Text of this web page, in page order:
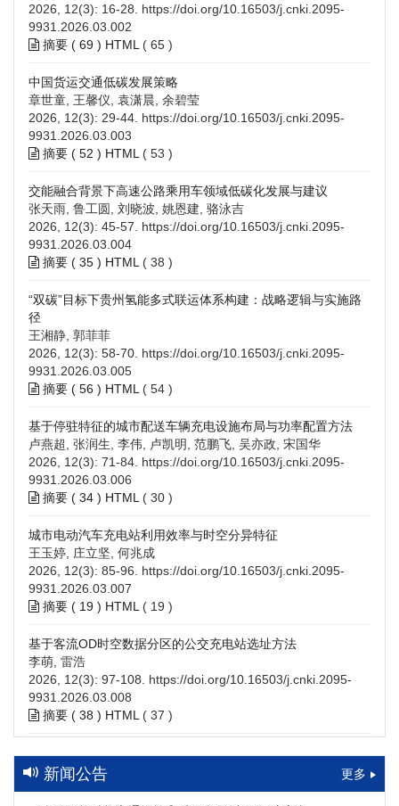
2026, 12(3): 16-28. https://doi.org/10.16503/j.cnki.2095-
9931.2026.03.002
摘要 ( 69 ) HTML ( 65 )
中国货运交通低碳发展策略
章世童, 王馨仪, 袁潇晨, 余碧莹
2026, 12(3): 29-44. https://doi.org/10.16503/j.cnki.2095-
9931.2026.03.003
摘要 ( 52 ) HTML ( 53 )
交能融合背景下高速公路乘用车领域低碳化发展与建议
张天雨, 鲁工圆, 刘晓波, 姚恩建, 骆泳吉
2026, 12(3): 45-57. https://doi.org/10.16503/j.cnki.2095-
9931.2026.03.004
摘要 ( 35 ) HTML ( 38 )
“双碳”目标下贵州氢能多式联运体系构建：战略逻辑与实施路
径
王湘静, 郭菲菲
2026, 12(3): 58-70. https://doi.org/10.16503/j.cnki.2095-
9931.2026.03.005
摘要 ( 56 ) HTML ( 54 )
基于停驻特征的城市配送车辆充电设施布局与功率配置方法
卢燕超, 张润生, 李伟, 卢凯明, 范鹏飞, 吴亦政, 宋国华
2026, 12(3): 71-84. https://doi.org/10.16503/j.cnki.2095-
9931.2026.03.006
摘要 ( 34 ) HTML ( 30 )
城市电动汽车充电站利用效率与时空分异特征
王玉婷, 庄立坚, 何兆成
2026, 12(3): 85-96. https://doi.org/10.16503/j.cnki.2095-
9931.2026.03.007
摘要 ( 19 ) HTML ( 19 )
基于客流OD时空数据分区的公交充电站选址方法
李萌, 雷浩
2026, 12(3): 97-108. https://doi.org/10.16503/j.cnki.2095-
9931.2026.03.008
摘要 ( 38 ) HTML ( 37 )
高速公路充电设施技术规划综述：场景需求、技术路线与配置
策略新闻公告 更多